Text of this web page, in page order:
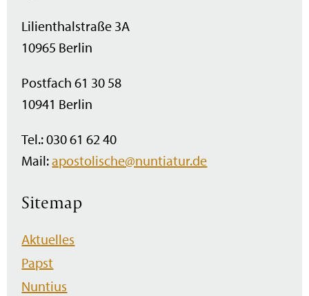
Lilienthalstraße 3A
10965 Berlin
Postfach 61 30 58
10941 Berlin
Tel.: 030 61 62 40
Mail:apostolische@nuntiatur.de
Sitemap
Navigation
überspringen
Aktuelles
Papst
Nuntius